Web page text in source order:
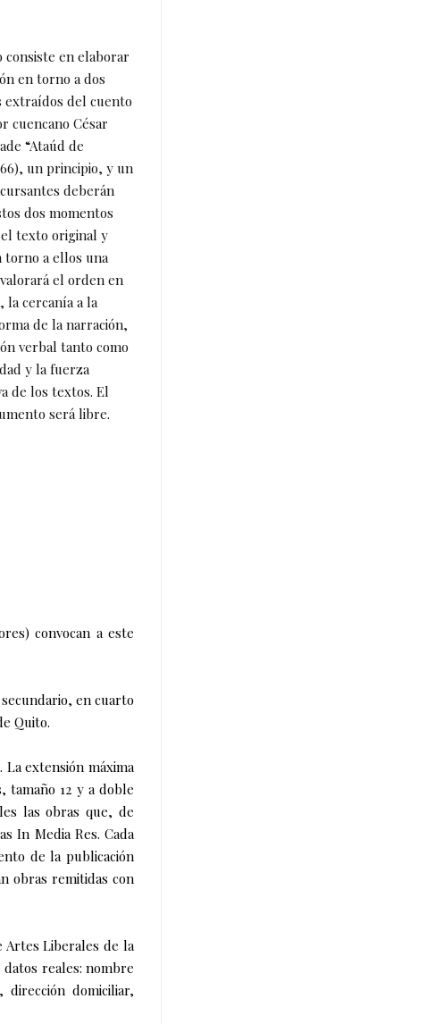
consiste en elaborar
en torno a dos
extraídos del cuento
cuencano César
“Ataúd de
un principio, y un
deberán
dos momentos
texto original y
torno a ellos una
el orden en
la cercanía a la
de la narración,
verbal tanto como
y la fuerza
de los textos. El
será libre.
convocan a este
en cuarto
Quito.
extensión máxima
tamaño 12 y a doble
las obras que, de
In Media Res. Cada
de la publicación
obras remitidas con
Artes Liberales de la
reales: nombre
domiciliar,